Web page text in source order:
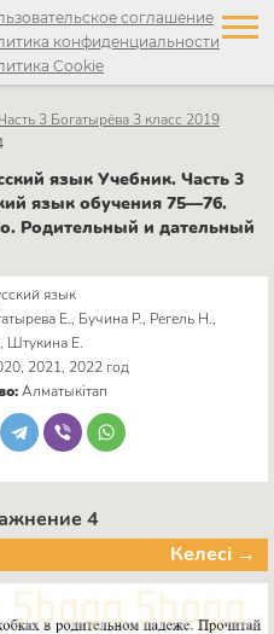
соглашение
конфиденциальности
Cookie
3 Богатырёва 3 класс 2019
язык Учебник. Часть 3
язык обучения 75—76.
Родительный и дательный
язык
Е., Бучина Р., Регель Н.,
Штукина Е.
2021, 2022 год
Алматыкітап
4
Келесі →